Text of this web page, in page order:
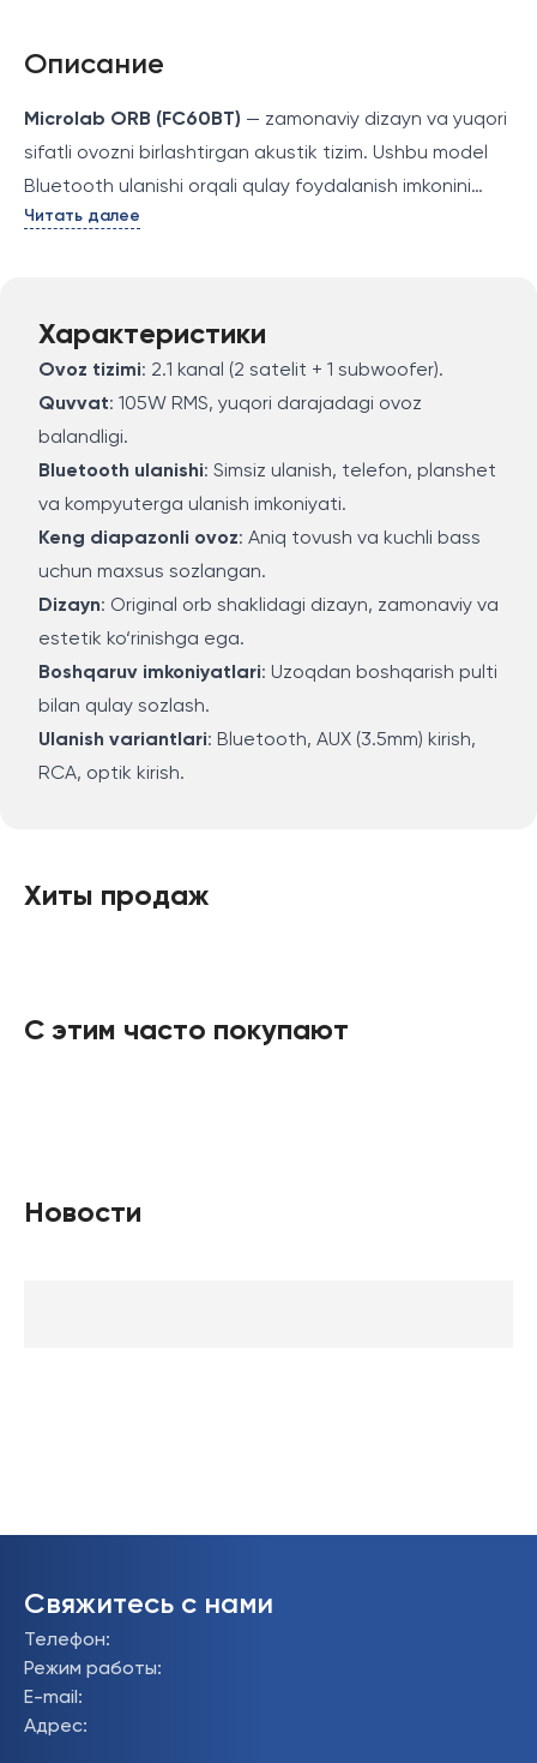
Описание
Microlab ORB (FC60BT) — zamonaviy dizayn va yuqori
sifatli ovozni birlashtirgan akustik tizim. Ushbu model
Bluetooth ulanishi orqali qulay foydalanish imkonini
beradi va shuningdek, qudratli subwoofer bilan
Читать далее
Характеристики
Ovoz tizimi: 2.1 kanal (2 satelit + 1 subwoofer).
Quvvat: 105W RMS, yuqori darajadagi ovoz
balandligi.
Bluetooth ulanishi: Simsiz ulanish, telefon, planshet
va kompyuterga ulanish imkoniyati.
Keng diapazonli ovoz: Aniq tovush va kuchli bass
uchun maxsus sozlangan.
Dizayn: Original orb shaklidagi dizayn, zamonaviy va
estetik ko‘rinishga ega.
Boshqaruv imkoniyatlari: Uzoqdan boshqarish pulti
bilan qulay sozlash.
Ulanish variantlari: Bluetooth, AUX (3.5mm) kirish,
RCA, optik kirish.
Хиты продаж
С этим часто покупают
Новости
Свяжитесь с нами
Телефон:
Режим работы:
E-mail :
Адрес: